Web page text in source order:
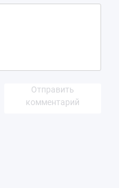
Отправить
комментарий